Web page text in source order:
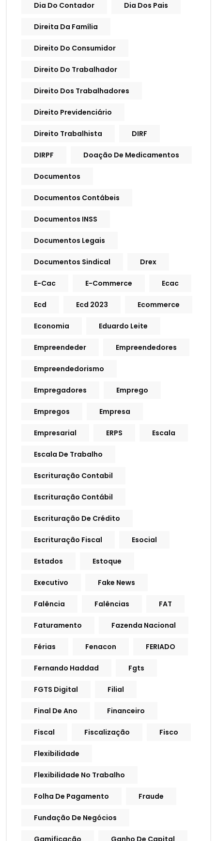
Dia Do Contador Dia Dos Pais
Direita Da Família
Direito Do Consumidor
Direito Do Trabalhador
Direito Dos Trabalhadores
Direito Previdenciário
Direito Trabalhista DIRF
DIRPF Doação De Medicamentos
Documentos
Documentos Contábeis
Documentos INSS
Documentos Legais
Documentos Sindical Drex
E-Cac E-Commerce Ecac
Ecd Ecd 2023 Ecommerce
Economia Eduardo Leite
Empreendeder Empreendedores
Empreendedorismo
Empregadores Emprego
Empregos Empresa
Empresarial ERPS Escala
Escala De Trabalho
Escrituração Contabil
Escrituração Contábil
Escrituração De Crédito
Escrituração Fiscal Esocial
Estados Estoque
Executivo Fake News
Falência Falências FAT
Faturamento Fazenda Nacional
Férias Fenacon FERIADO
Fernando Haddad Fgts
FGTS Digital Filial
Final De Ano Financeiro
Fiscal Fiscalização Fisco
Flexibilidade
Flexibilidade No Trabalho
Folha De Pagamento Fraude
Fundação De Negócios